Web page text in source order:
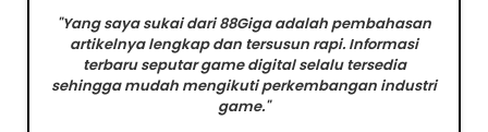
"Yang saya sukai dari 88Giga adalah pembahasan
artikelnya lengkap dan tersusun rapi. Informasi
terbaru seputar game digital selalu tersedia
sehingga mudah mengikuti perkembangan industri
game."